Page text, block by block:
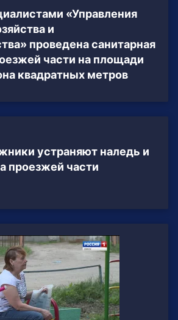
«Управления
и
проведена санитарная
части на площади
квадратных метров
устраняют наледь и
проезжей части